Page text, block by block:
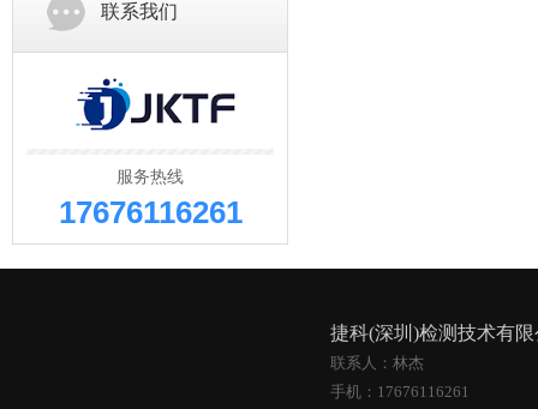
联系我们
服务热线
17676116261
捷科(深圳)检测技术有
联系人：林杰
手机：17676116261